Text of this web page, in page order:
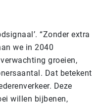
“Zonder extra
we in 2040
groeien,
Dat betekent
Deze
willen bijbenen,